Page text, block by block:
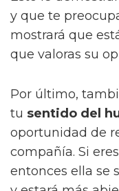
y que te
mostrará que
que valoras su
Por último,
tu sentido del
oportunidad de
compañía. Si
entonces ella se